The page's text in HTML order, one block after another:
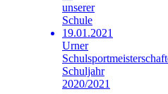
unserer
Schule
19.01.2021
Urner
Schuljahr
2020/2021